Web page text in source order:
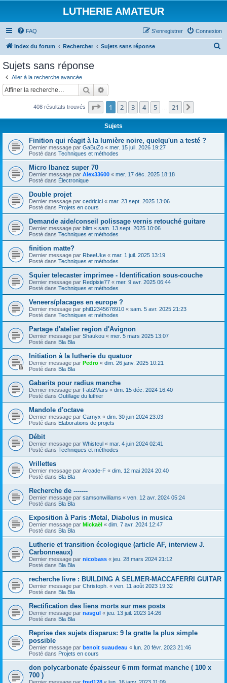
LUTHERIE AMATEUR
FAQ Connexion
S’enregistrer
Index du forum Rechercher Sujets sans réponse
c
Sujets sans réponse
Aller à la recherche avancée
Rechercher
408 résultats trouvés Page 1sur21
1 2 3 4 5 21
Sujets
Finition qui réagit à la lumière noire, quelqu'un a testé ?
Dernier message par GaBuZo « mer. 15 juil. 2026 19:27
Posté dans Techniques et méthodes
Micro Ibanez super 70
Dernier message par Alex33600 « mer. 17 déc. 2025 18:18
Posté dans Électronique
Double projet
Dernier message par cedricici « mar. 23 sept. 2025 13:06
Posté dans Projets en cours
Demande aide/conseil polissage vernis retouché guitare
Dernier message par blim « sam. 13 sept. 2025 10:06
Posté dans Techniques et méthodes
finition matte?
Dernier message par RbeeUke « mar. 1 juil. 2025 13:19
Posté dans Techniques et méthodes
Squier telecaster imprimee - Identification sous-couche
Dernier message par Redpixie77 « mer. 9 avr. 2025 06:44
Posté dans Techniques et méthodes
Veneers/placages en europe ?
Dernier message par phil12345678910 « sam. 5 avr. 2025 21:23
Posté dans Techniques et méthodes
Partage d'atelier region d'Avignon
Dernier message par Shaukou « mer. 5 mars 2025 13:07
Posté dans Bla Bla
Initiation à la lutherie du quatuor
Dernier message par Pedro « dim. 26 janv. 2025 10:21
Posté dans Bla Bla
Gabarits pour radius manche
Dernier message par Fab2Mars « dim. 15 déc. 2024 16:40
Posté dans Outillage du luthier
Mandole d'octave
Dernier message par Carnyx « dim. 30 juin 2024 23:03
Posté dans Elaborations de projets
Débit
Dernier message par Whisteul « mar. 4 juin 2024 02:41
Posté dans Techniques et méthodes
Vrillettes
Dernier message par Arcade-F « dim. 12 mai 2024 20:40
Posté dans Bla Bla
Recherche de -------
Dernier message par samsonwilliams « ven. 12 avr. 2024 05:24
Posté dans Bla Bla
Exposition à Paris :Metal, Diabolus in musica
Dernier message par Mickaël « dim. 7 avr. 2024 12:47
Posté dans Bla Bla
Lutherie et transition écologique (article AF, interview J.
Carbonneaux)
Dernier message par nicobass « jeu. 28 mars 2024 21:12
Posté dans Bla Bla
recherche livre : BUILDING A SELMER-MACCAFERRI GUITAR
Dernier message par Christoph. « ven. 11 août 2023 19:32
Posté dans Bla Bla
Rectification des liens morts sur mes posts
Dernier message par nasgul « jeu. 13 juil. 2023 14:26
Posté dans Bla Bla
Reprise des sujets disparus: 9 la gratte la plus simple
possible
Dernier message par benoit suaudeau « lun. 20 févr. 2023 21:46
Posté dans Projets en cours
don polycarbonate épaisseur 6 mm format manche ( 100 x
700 )
Dernier message par fred128 « lun. 16 janv. 2023 11:09